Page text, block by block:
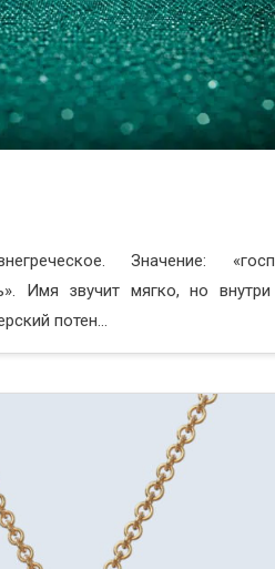
Значение:
Имя звучит мягко, но
потен...